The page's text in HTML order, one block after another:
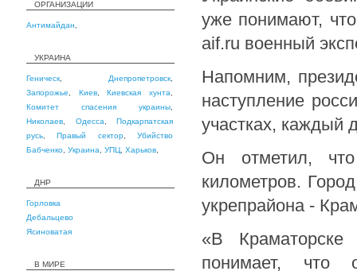
ОРГАНИЗАЦИИ
Антимайдан
УКРАИНА
Геническ Днепропетровск
Запорожье
Киев,Киевская хунта
Комитет спасения украины
Николаев
Одесса
Подкарпатская
русь ,Правый сектор,Убийство
Бабченко Украина УПЦ Харьков
ДНР
Горловка
Дебальцево
Ясиноватая
В МИРЕ
уже понимают,
aif.ru военный
Напомним,
наступление
участках, каждый
Он отметил,
километров.
укрепрайона -
«В Краматорске
понимает, что